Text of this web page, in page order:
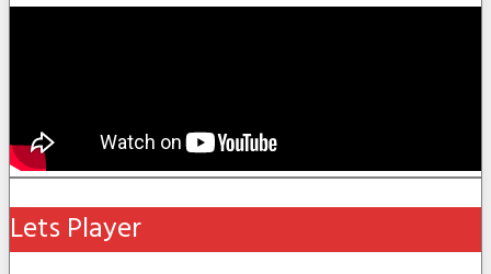
Lets Player